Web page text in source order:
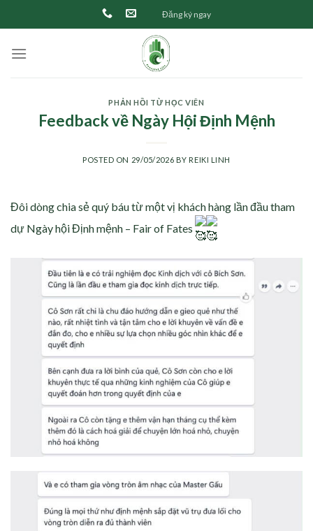
to
Đăng ký ngay
PHẢN HỒI TỪ HỌC VIÊN
Feedback về Ngày Hội Định Mệnh
POSTED ON 29/05/2026 BYREIKI LINH
Đôi dòng chia sẻ quý báu từ một vị khách hàng lần đầu tham
dự Ngày hội Định mệnh – Fair of Fates